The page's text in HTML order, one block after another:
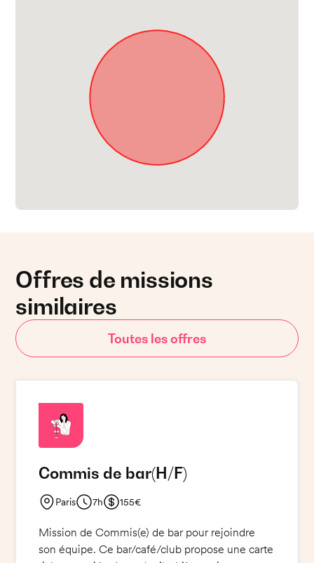
Offres de missions
similaires
Toutes les offres
Commis de bar(H/F)
Paris 7h 155€
Mission de Commis(e) de bar pour rejoindre
son équipe. Ce bar/café/club propose une carte